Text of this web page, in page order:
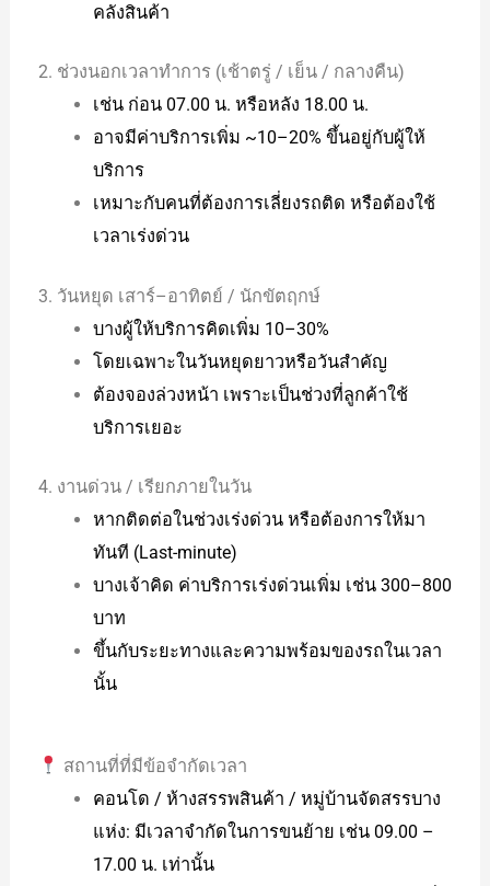
คลังสินค้า
2. ช่วงนอกเวลาทำการ (เช้าตรู่ / เย็น / กลางคืน)
เช่น ก่อน 07.00 น. หรือหลัง 18.00 น.
อาจมีค่าบริการเพิ่ม ~10–20% ขึ้นอยู่กับผู้ให้
บริการ
เหมาะกับคนที่ต้องการเลี่ยงรถติด หรือต้องใช้
เวลาเร่งด่วน
3. วันหยุด เสาร์–อาทิตย์ / นักขัตฤกษ์
บางผู้ให้บริการคิดเพิ่ม 10–30%
โดยเฉพาะในวันหยุดยาวหรือวันสำคัญ
ต้องจองล่วงหน้า เพราะเป็นช่วงที่ลูกค้าใช้
บริการเยอะ
4. งานด่วน / เรียกภายในวัน
หากติดต่อในช่วงเร่งด่วน หรือต้องการให้มา
ทันที (Last-minute)
บางเจ้าคิด ค่าบริการเร่งด่วนเพิ่ม เช่น 300–800
บาท
ขึ้นกับระยะทางและความพร้อมของรถในเวลา
นั้น
สถานที่ที่มีข้อจำกัดเวลา
คอนโด / ห้างสรรพสินค้า / หมู่บ้านจัดสรรบาง
แห่ง: มีเวลาจำกัดในการขนย้าย เช่น 09.00 –
17.00 น. เท่านั้น